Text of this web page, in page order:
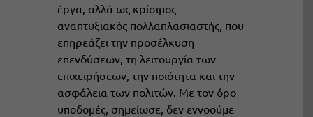
έργα, αλλά ως κρίσιμος
αναπτυξιακός πολλαπλασιαστής, που
επηρεάζει την προσέλκυση
επενδύσεων, τη λειτουργία των
επιχειρήσεων, την ποιότητα και την
ασφάλεια των πολιτών. Με τον όρο
υποδομές, σημείωσε, δεν εννοούμε